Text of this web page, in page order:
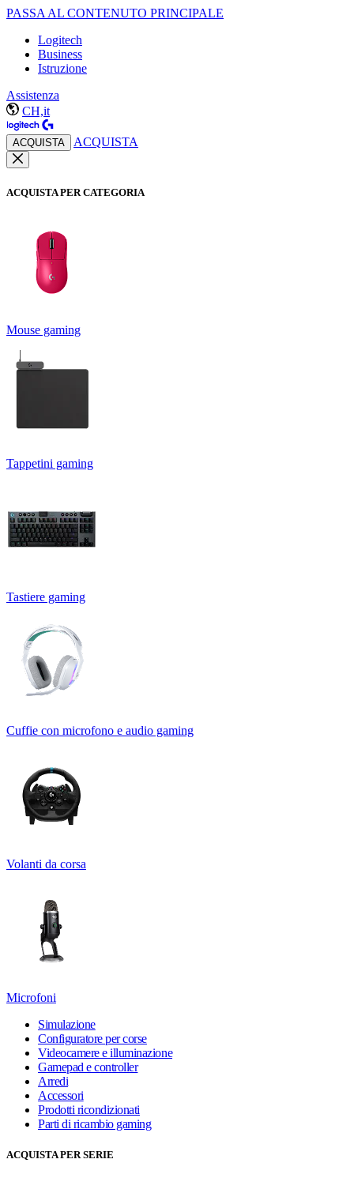
PASSA AL CONTENUTO PRINCIPALE
Logitech
Business
Istruzione
Assistenza
CH,it
ACQUISTA ACQUISTA
ACQUISTA PER CATEGORIA
Mouse gaming
Tappetini gaming
Tastiere gaming
Cuffie con microfono e audio gaming
Volanti da corsa
Microfoni
Simulazione
Configuratore per corse
Videocamere e illuminazione
Gamepad e controller
Arredi
Accessori
Prodotti ricondizionati
Parti di ricambio gaming
ACQUISTA PER SERIE